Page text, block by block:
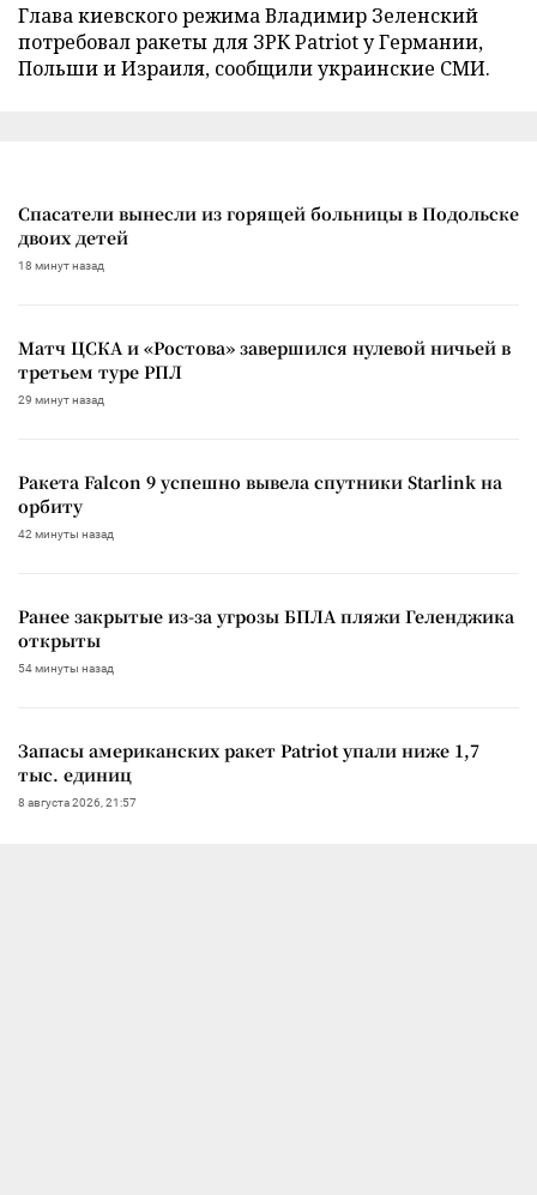
Глава киевского режима Владимир Зеленский
потребовал ракеты для ЗРК Patriot у Германии,
Польши и Израиля, сообщили украинские СМИ.
Спасатели вынесли из горящей больницы в Подольске
двоих детей
18 минут назад
Матч ЦСКА и «Ростова» завершился нулевой ничьей в
третьем туре РПЛ
29 минут назад
Ракета Falcon 9 успешно вывела спутники Starlink на
орбиту
42 минуты назад
Ранее закрытые из-за угрозы БПЛА пляжи Геленджика
открыты
54 минуты назад
Запасы американских ракет Patriot упали ниже 1,7
тыс. единиц
8 августа 2026, 21:57